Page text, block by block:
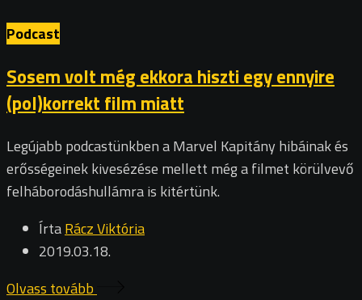
Podcast
Sosem volt még ekkora hiszti egy ennyire
(pol)korrekt film miatt
Legújabb podcastünkben a Marvel Kapitány hibáinak és
erősségeinek kivesézése mellett még a filmet körülvevő
felháborodáshullámra is kitértünk.
ÍrtaRácz Viktória
2019.03.18.
Olvass tovább